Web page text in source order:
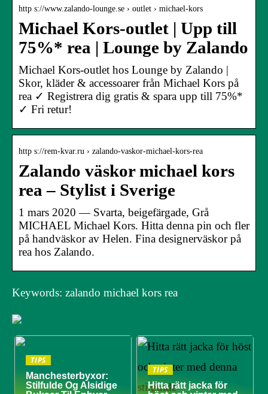
http s://www.zalando-lounge.se › outlet › michael-kors
Michael Kors-outlet | Upp till
75%* rea | Lounge by Zalando
Michael Kors-outlet hos Lounge by Zalando |
Skor, kläder & accessoarer från Michael Kors på
rea ✓ Registrera dig gratis & spara upp till 75%*
✓ Fri retur!
http s://rem-kvar.ru › zalando-vaskor-michael-kors-rea
Zalando väskor michael kors
rea – Stylist i Sverige
1 mars 2020 — Svarta, beigefärgade, Grå
MICHAEL Michael Kors. Hitta denna pin och fler
på handväskor av Helen. Fina designerväskor på
rea hos Zalando.
Keywords: zalando michael kors rea
TIPS
Manchesterbyxor:
Stilfulde Og Alsidige
TIPS
Hitta rätt jacka för